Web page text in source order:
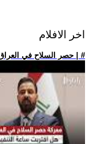
اخر الافلام
.. حصر السلاح في العراق.. هل يملك رئيس الوزراء أوراق الحسم؟ | #